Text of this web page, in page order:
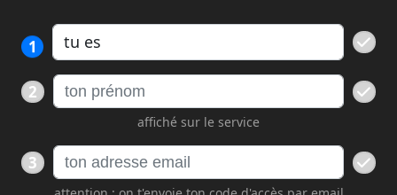
1
2
affiché sur le service
3